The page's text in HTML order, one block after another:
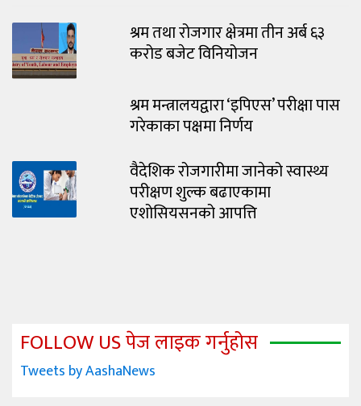
श्रम तथा रोजगार क्षेत्रमा तीन अर्ब ६३
करोड बजेट विनियोजन
श्रम मन्त्रालयद्वारा ‘इपिएस’ परीक्षा पास
गरेकाका पक्षमा निर्णय
वैदेशिक रोजगारीमा जानेको स्वास्थ्य
परीक्षण शुल्क बढाएकामा
एशोसियसनको आपत्ति
FOLLOW US पेज लाइक गर्नुहोस
Tweets by AashaNews